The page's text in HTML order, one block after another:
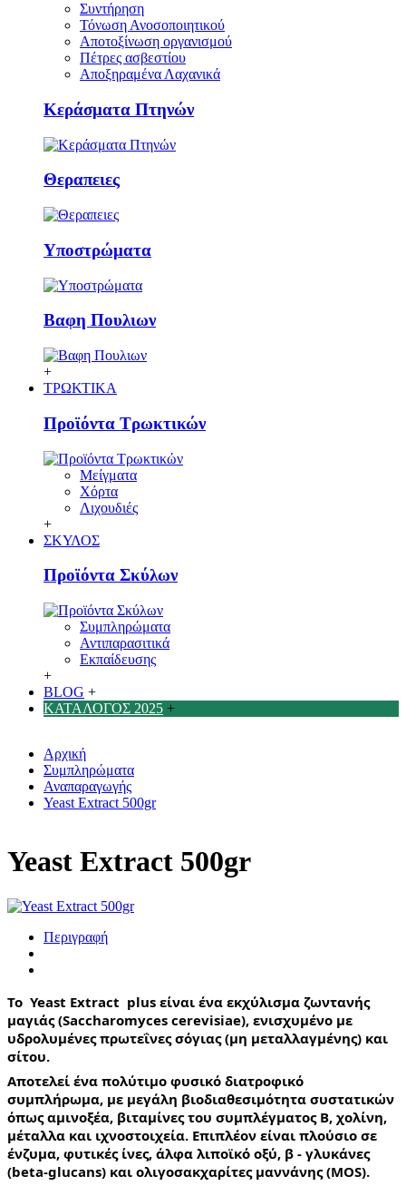
Συντήρηση
Τόνωση Ανοσοποιητικού
Αποτοξίνωση οργανισμού
Πέτρες ασβεστίου
Αποξηραμένα Λαχανικά
Κεράσματα Πτηνών
Θεραπειες
Υποστρώματα
Βαφη Πουλιων
+
ΤΡΩΚΤΙΚΑ
Προϊόντα Τρωκτικών
Μείγματα
Χόρτα
Λιχουδιές
+
ΣΚΥΛΟΣ
Προϊόντα Σκύλων
Συμπληρώματα
Αντιπαρασιτικά
Εκπαίδευσης
+
BLOG +
ΚΑΤΑΛΟΓΟΣ 2025 +
Αρχική
Συμπληρώματα
Αναπαραγωγής
Yeast Extract 500gr
Yeast Extract 500gr
Περιγραφή
Το  Yeast Extract  plus είναι ένα εκχύλισμα ζωντανής
μαγιάς (Saccharomyces cerevisiae), ενισχυμένο με
υδρολυμένες πρωτεΐνες σόγιας (μη μεταλλαγμένης) και
σίτου.
Αποτελεί ένα πολύτιμο φυσικό διατροφικό
συμπλήρωμα, με μεγάλη βιοδιαθεσιμότητα συστατικών
όπως αμινοξέα, βιταμίνες του συμπλέγματος Β, χολίνη,
μέταλλα και ιχνοστοιχεία. Επιπλέον είναι πλούσιο σε
ένζυμα, φυτικές ίνες, άλφα λιποϊκό οξύ, β - γλυκάνες
(beta-glucans) και ολιγοσακχαρίτες μαννάνης (MOS).